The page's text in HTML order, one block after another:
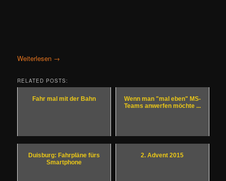
Weiterlesen →
RELATED POSTS:
Fahr mal mit der Bahn
Wenn man "mal eben" MS-
Teams anwerfen möchte ...
Duisburg: Fahrpläne fürs
Smartphone
2. Advent 2015